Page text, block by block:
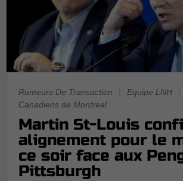
Rumeurs De Transaction Equipe LNH
Canadiens de Montreal
Martin St-Louis
alignement pour le
ce soir face aux
Pittsburgh